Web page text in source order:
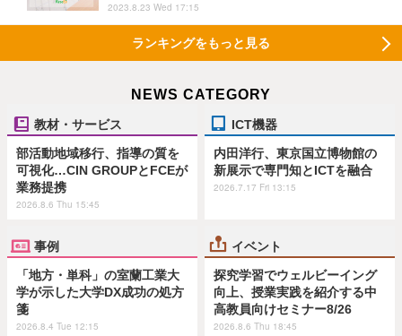
2023.8.23 Wed 17:15
ランキングをもっと見る
NEWS CATEGORY
教材・サービス
部活動地域移行、指導の質を
可視化…CIN GROUPとFCEが
業務提携
2026.8.6 Thu 15:45
ICT機器
内田洋行、東京国立博物館の
新展示で専門知とICTを融合
2026.7.17 Fri 13:15
事例
「地方・単科」の室蘭工業大
学が示した大学DX成功の処方
箋
2026.8.4 Tue 12:15
イベント
探究学習でウェルビーイング
向上、授業実践を紹介する中
高教員向けセミナー8/26
2026.8.6 Thu 18:45